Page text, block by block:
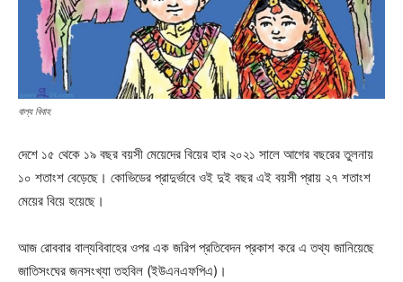
বাল্য বিবাহ
দেশে ১৫ থেকে ১৯ বছর বয়সী মেয়েদের বিয়ের হার ২০২১ সালে আগের বছরের তুলনায়
১০ শতাংশ বেড়েছে। কোভিডের প্রাদুর্ভাবে ওই দুই বছর এই বয়সী প্রায় ২৭ শতাংশ
মেয়ের বিয়ে হয়েছে।
আজ রোববার বাল্যবিবাহের ওপর এক জরিপ প্রতিবেদন প্রকাশ করে এ তথ্য জানিয়েছে
জাতিসংঘের জনসংখ্যা তহবিল (ইউএনএফপিএ)।